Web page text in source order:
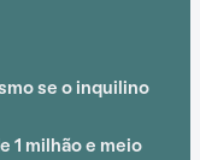
se o inquilino
1 milhão e meio